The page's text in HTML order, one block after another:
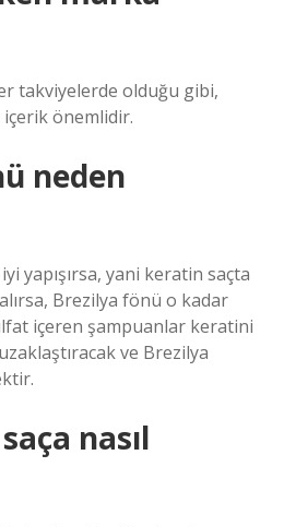
takviyelerde olduğu gibi,
önemlidir.
neden
yapışırsa, yani keratin saçta
Brezilya fönü o kadar
içeren şampuanlar keratini
ve Brezilya
nasıl